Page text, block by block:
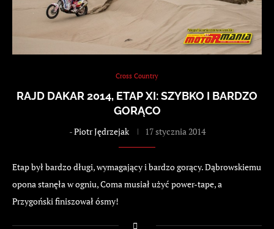
Cross Country
RAJD DAKAR 2014, ETAP XI: SZYBKO I BARDZO
GORĄCO
-Piotr Jędrzejak 17 stycznia 2014
Etap był bardzo długi, wymagający i bardzo gorący. Dąbrowskiemu
opona stanęła w ogniu, Coma musiał użyć power-tape, a
Przygoński finiszował ósmy!